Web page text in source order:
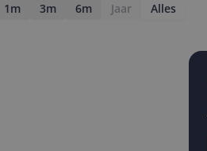
1m 3m 6m Jaar Alles